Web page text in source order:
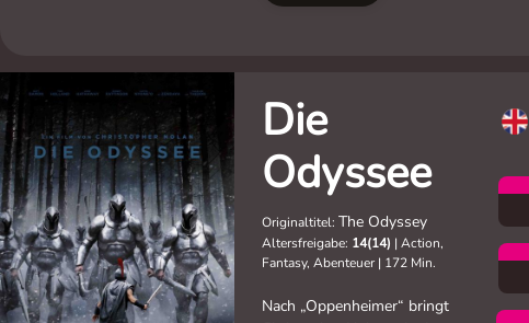
Die
Odyssee
Originaltitel: The Odyssey
Altersfreigabe: 14(14) | Action,
Fantasy, Abenteuer | 172 Min.
Nach „Oppenheimer“ bringt